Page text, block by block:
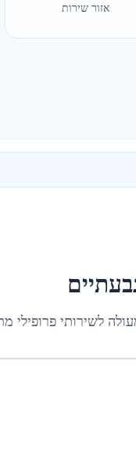
אזור שירות
לשירותיפרופילי